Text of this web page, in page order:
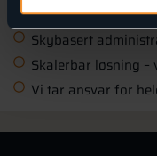
Segmentering
Skybasert
Skalerbar løsning
Vi tar ansvar for